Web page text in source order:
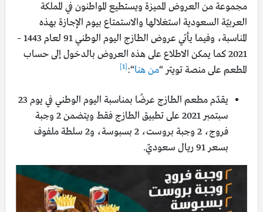
مجموعة من العروض المميزة ويستطيع المواطنون في المملكة
العربيّة السعودية استغلالها والاستمتاع بيوم الإجازة بهذه
المناسبة، وفيما يأتي عروض الطازج اليوم الوطني 91 لعام 1443 –
2021 كما يمكن الاطلاع على هذه العروض بالدخول إلى حساب
المطعم على منصة تويتر “من هنا“:
[1]
يقدّم مطعم الطازج عرضًا بمناسبة اليوم الوطني في يوم 23
سبتمبر 2021 على تطبيق الطازج فقط ويتضمن 2 وجبة
فروج، 2 وجبة بروست، 2 بسبوسة، و2 سلطة ملفوف
بسعر 91 ريال سعوديّ.